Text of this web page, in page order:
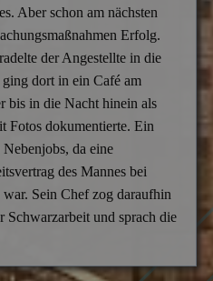
Sabotage & Beschädigung
& Adresssuche
Schwarzarbeit im Betrieb
Unerlaubter Nebenjob
Versicherungsbetrug
Wanzen- & Lauschabwehr
Wettbewerbsverletzung
Hannover
Stuttgart
Aber schon am nächsten
Erfolg.
der Angestellte in die
dort in ein Café am
bis in die Nacht hinein als
Fotos dokumentierte. Ein
da eine
des Mannes bei
war. Sein Chef zog daraufhin
Schwarzarbeit und sprach die